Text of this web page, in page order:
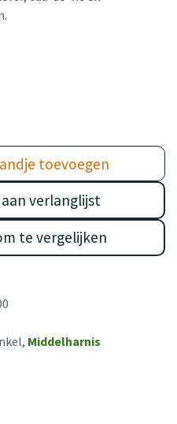
toevoegen
te vergelijken
verlanglijst
Middelharnis